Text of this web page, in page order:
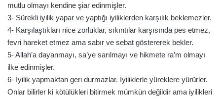
mutlu olmayı kendine şiar edinmişler.
3- Sürekli iyilik yapar ve yaptığı iyiliklerden karşılık beklemezler.
4- Karşılaştıkları nice zorluklar, sıkıntılar karşısında pes etmez,
fevri hareket etmez ama sabır ve sebat göstererek bekler.
5- Allah’a dayanmayı, sa’ye sarılmayı ve hikmete ra’m olmayı
ilke edinmişler.
6- İyilik yapmaktan geri durmazlar. İyiliklerle yüreklere yürürler.
Onlar bilirler ki kötülükleri bitirmek mümkün değildir ama iyilikleri